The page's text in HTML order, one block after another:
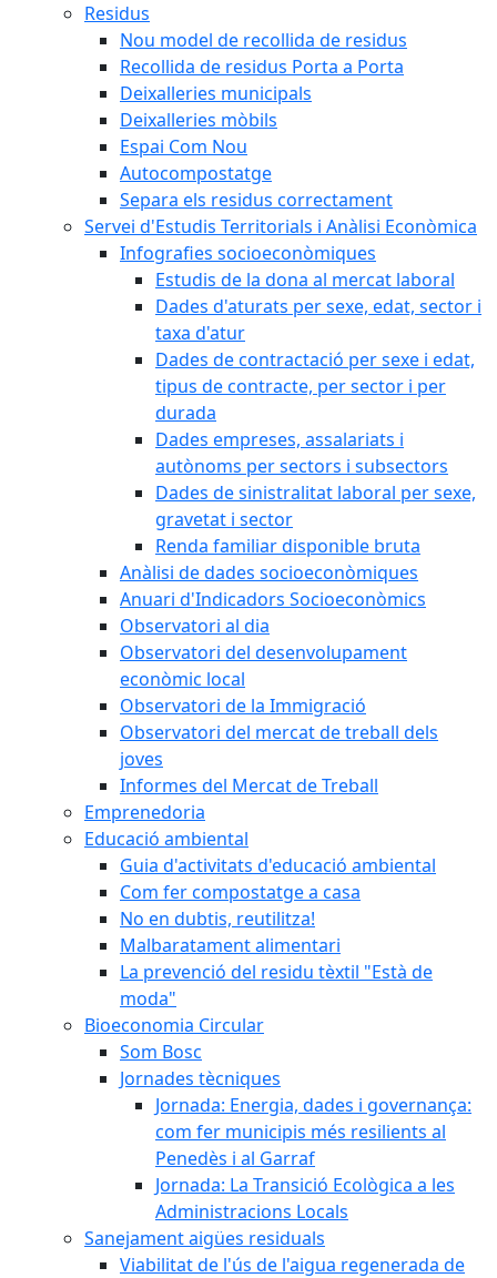
Residus
Nou model de recollida de residus
Recollida de residus Porta a Porta
Deixalleries municipals
Deixalleries mòbils
Espai Com Nou
Autocompostatge
Separa els residus correctament
Servei d'Estudis Territorials i Anàlisi Econòmica
Infografies socioeconòmiques
Estudis de la dona al mercat laboral
Dades d'aturats per sexe, edat, sector i
taxa d'atur
Dades de contractació per sexe i edat,
tipus de contracte, per sector i per
durada
Dades empreses, assalariats i
autònoms per sectors i subsectors
Dades de sinistralitat laboral per sexe,
gravetat i sector
Renda familiar disponible bruta
Anàlisi de dades socioeconòmiques
Anuari d'Indicadors Socioeconòmics
Observatori al dia
Observatori del desenvolupament
econòmic local
Observatori de la Immigració
Observatori del mercat de treball dels
joves
Informes del Mercat de Treball
Emprenedoria
Educació ambiental
Guia d'activitats d'educació ambiental
Com fer compostatge a casa
No en dubtis, reutilitza!
Malbaratament alimentari
La prevenció del residu tèxtil "Està de
moda"
Bioeconomia Circular
Som Bosc
Jornades tècniques
Jornada: Energia, dades i governança:
com fer municipis més resilients al
Penedès i al Garraf
Jornada: La Transició Ecològica a les
Administracions Locals
Sanejament aigües residuals
Viabilitat de l'ús de l'aigua regenerada de